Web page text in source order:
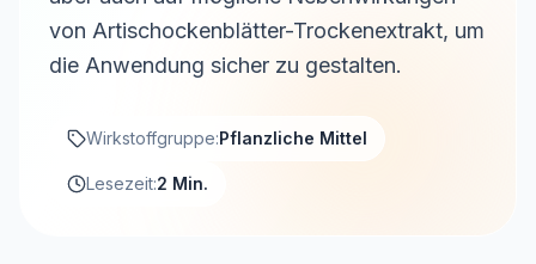
von Artischockenblätter-Trockenextrakt, um
die Anwendung sicher zu gestalten.
Wirkstoffgruppe:Pflanzliche Mittel
Lesezeit:2 Min.